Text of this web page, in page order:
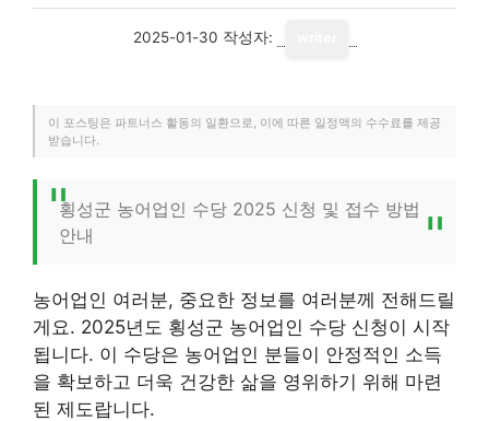
2025-01-30 작성자:
이 포스팅은 파트너스 활동의 일환으로, 이에 따른 일정액의 수수료를 제공
받습니다.
횡성군 농어업인 수당 2025 신청 및 접수 방법
안내
농어업인 여러분, 중요한 정보를 여러분께 전해드릴
게요. 2025년도 횡성군 농어업인 수당 신청이 시작
됩니다. 이 수당은 농어업인 분들이 안정적인 소득
을 확보하고 더욱 건강한 삶을 영위하기 위해 마련
된 제도랍니다.